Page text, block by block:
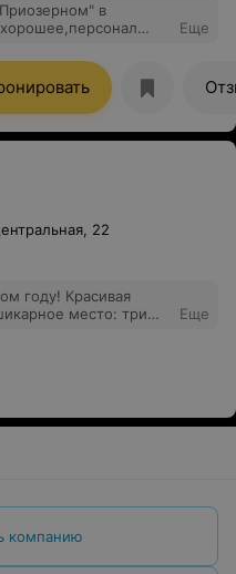
в
стремиться к
помощи. Желаем
зарплат
Еще
22
году! Красивая
место: три
Еще
компанию